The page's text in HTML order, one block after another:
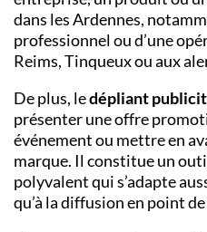
dans les Ardennes,
professionnel ou d’une
Reims, Tinqueux ou aux
De plus, ledépliant
présenter une offre
événement ou mettre en
marque. Il constitue un
polyvalent qui s’adapte
qu’à la diffusion en point